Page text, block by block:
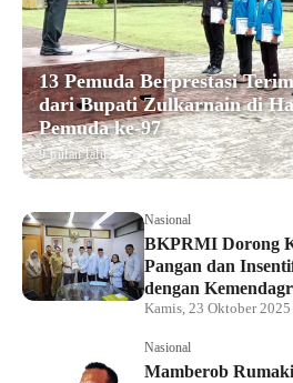
13 Pemuda Berprestasi
dari Bupati Zulkarnain di
Pemuda ke-97
9 bulan lalu
Nasional
BKPRMI Dorong
Pangan dan
dengan
Kamis, 23 Oktober 2025
Nasional
Mamberob